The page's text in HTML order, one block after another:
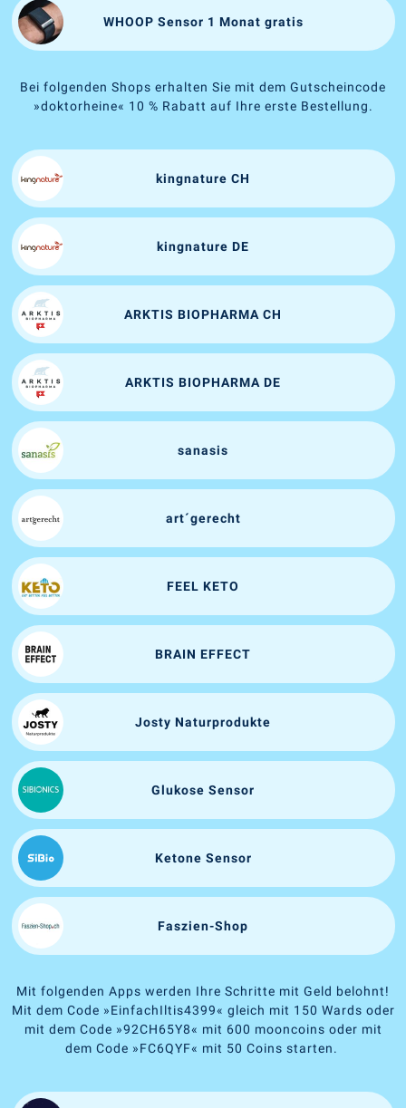
WHOOP Sensor 1 Monat gratis
Bei folgenden Shops erhalten Sie mit dem Gutscheincode
»doktorheine« 10 % Rabatt auf Ihre erste Bestellung.
kingnature CH
kingnature DE
ARKTIS BIOPHARMA CH
ARKTIS BIOPHARMA DE
sanasis
art´gerecht
FEEL KETO
BRAIN EFFECT
Josty Naturprodukte
Glukose Sensor
Ketone Sensor
Faszien-Shop
Mit folgenden Apps werden Ihre Schritte mit Geld belohnt!
Mit dem Code »EinfachIltis4399« gleich mit 150 Wards oder
mit dem Code »92CH65Y8« mit 600 mooncoins oder mit
dem Code »FC6QYF« mit 50 Coins starten.